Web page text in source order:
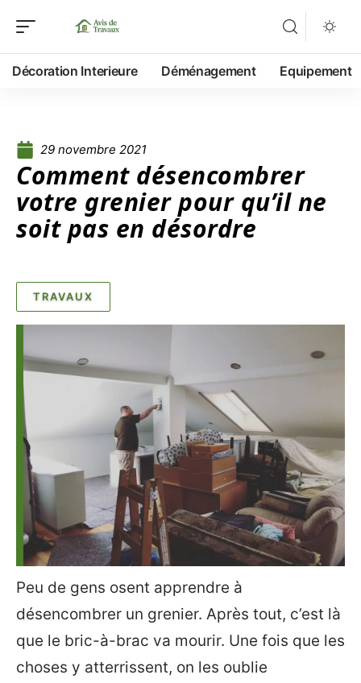
Décoration Interieure Déménagement Equipement
29 novembre 2021
Comment désencombrer
votre grenier pour qu’il ne
soit pas en désordre
TRAVAUX
Peu de gens osent apprendre à
désencombrer un grenier. Après tout, c’est là
que le bric-à-brac va mourir. Une fois que les
choses y atterrissent, on les oublie